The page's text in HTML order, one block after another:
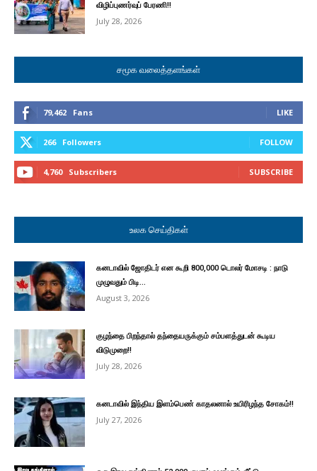
விழிப்புணர்வுப் பேரணி!!
July 28, 2026
சமூக வலைத்தளங்கள்
79,462 Fans LIKE
266 Followers FOLLOW
4,760 Subscribers SUBSCRIBE
உலக செய்திகள்
கனடாவில் ஜோதிடர் என கூறி 800,000 டொலர் மோசடி : நாடு
முழுவதும் பிடி...
August 3, 2026
குழந்தை பிறந்தால் தந்தையருக்கும் சம்பளத்துடன் கூடிய
விடுமுறை!!
July 28, 2026
கனடாவில் இந்திய இளம்பெண் காதலனால் உயிரிழந்த சோகம்!!
July 27, 2026